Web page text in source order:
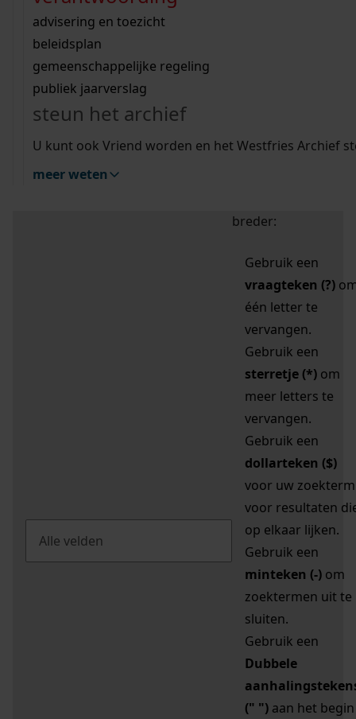
bouwvergunningen
omgevingsvergunningen
vergunningen
beeld en geluid
uitleg nodig?
Wij helpen u op weg met een aantal zoektips.
bekijk alle zoektips
Wij helpen u op weg met een aantal zoektips.
bekijk alle zoektips
bekijk ons geschiedenislokaal
advisering en toezicht
beleidsplan
gemeenschappelijke regeling
publiek jaarverslag
steun het archief
U kunt ook Vriend worden en het Westfries Archief
meer weten
zoektips
Mijn Studiezaal (inloggen)
uw zoekopdracht te
breder:
Gebruik een
vraagteken (?)
één letter te
vervangen.
Gebruik een
sterretje (*) om
meer letters te
vervangen.
Gebruik een
dollarteken ($)
voor uw zoekterm
voor resultaten
op elkaar lijken.
Gebruik een
minteken (-) om
zoektermen uit te
sluiten.
Gebruik een
Dubbele
(" ") aan het begin